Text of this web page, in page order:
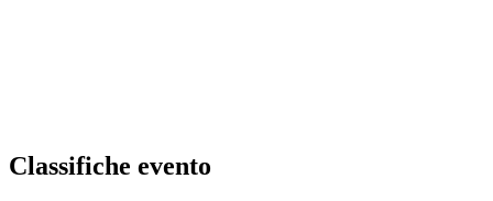
Classifiche evento